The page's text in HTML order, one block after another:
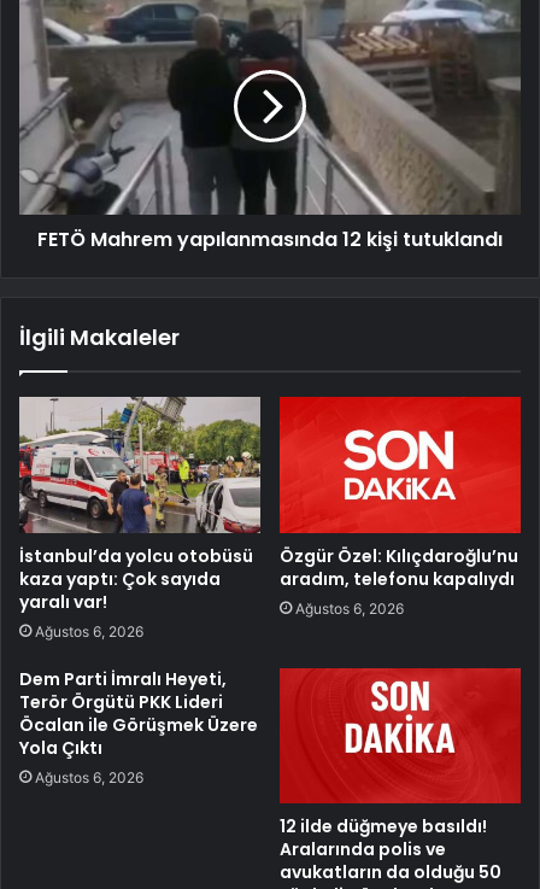
FETÖ Mahrem yapılanmasında 12 kişi tutuklandı
İlgili Makaleler
İstanbul’da yolcu otobüsü
kaza yaptı: Çok sayıda
yaralı var!
Ağustos 6, 2026
Özgür Özel: Kılıçdaroğlu’nu
aradım, telefonu kapalıydı
Ağustos 6, 2026
Dem Parti İmralı Heyeti,
Terör Örgütü PKK Lideri
Öcalan ile Görüşmek Üzere
Yola Çıktı
Ağustos 6, 2026
12 ilde düğmeye basıldı!
Aralarında polis ve
avukatların da olduğu 50